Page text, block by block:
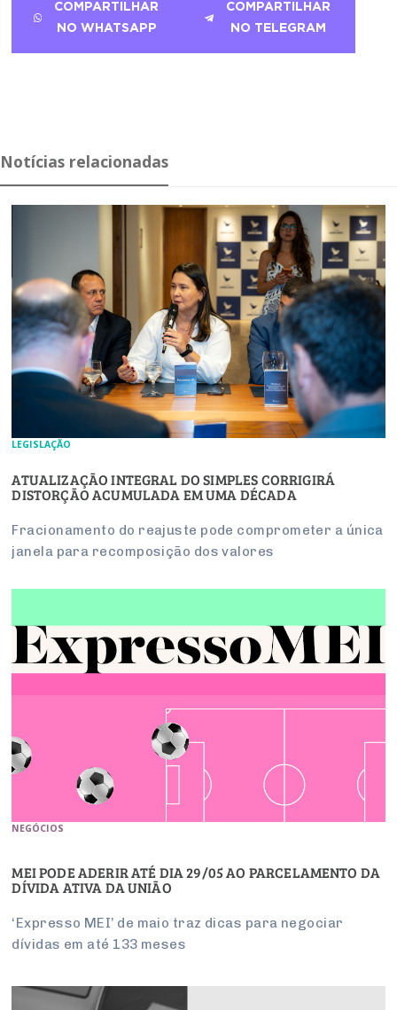
COMPARTILHAR
NO WHATSAPP
COMPARTILHAR
NO TELEGRAM
Notícias relacionadas
LEGISLAÇÃO
ATUALIZAÇÃO INTEGRAL DO SIMPLES CORRIGIRÁ
DISTORÇÃO ACUMULADA EM UMA DÉCADA
Fracionamento do reajuste pode comprometer a única
janela para recomposição dos valores
NEGÓCIOS
MEI PODE ADERIR ATÉ DIA 29/05 AO PARCELAMENTO DA
DÍVIDA ATIVA DA UNIÃO
‘Expresso MEI’ de maio traz dicas para negociar
dívidas em até 133 meses